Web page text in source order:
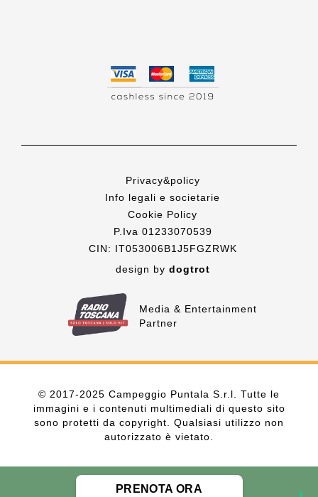
Privacy&policy
Info legali e societarie
Cookie Policy
P.Iva 01233070539
CIN: IT053006B1J5FGZRWK
design by dogtrot
Media & Entertainment
Partner
© 2017-2025 Campeggio Puntala S.r.l. Tutte le
immagini e i contenuti multimediali di questo sito
sono protetti da copyright. Qualsiasi utilizzo non
autorizzato è vietato.
PRENOTA ORA